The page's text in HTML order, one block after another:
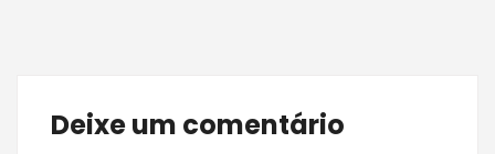
Deixe um comentário